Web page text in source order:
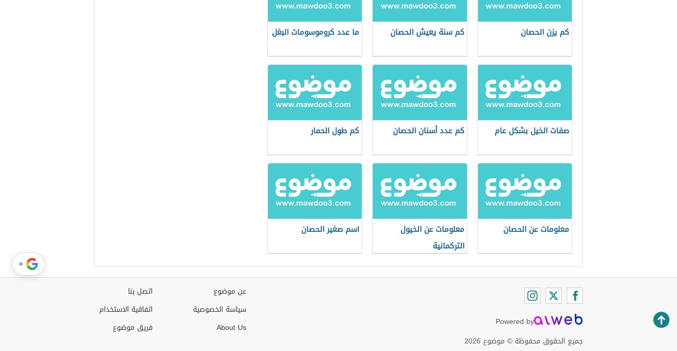
كم يزن الحصان كم سنة يعيش الحصان ما عدد كروموسومات البغل
صفات الخيل بشكل عام كم عدد أسنان الحصان كم طول الحمار
معلومات عن الحصان
معلومات عن الخيول
التركمانية
اسم صغير الحصان
Powered by
جميع الحقوق محفوظة © موضوع 2026
اتصل بنا
اتفاقية الاستخدام
فريق موضوع
عن موضوع
سياسة الخصوصية
About Us
+